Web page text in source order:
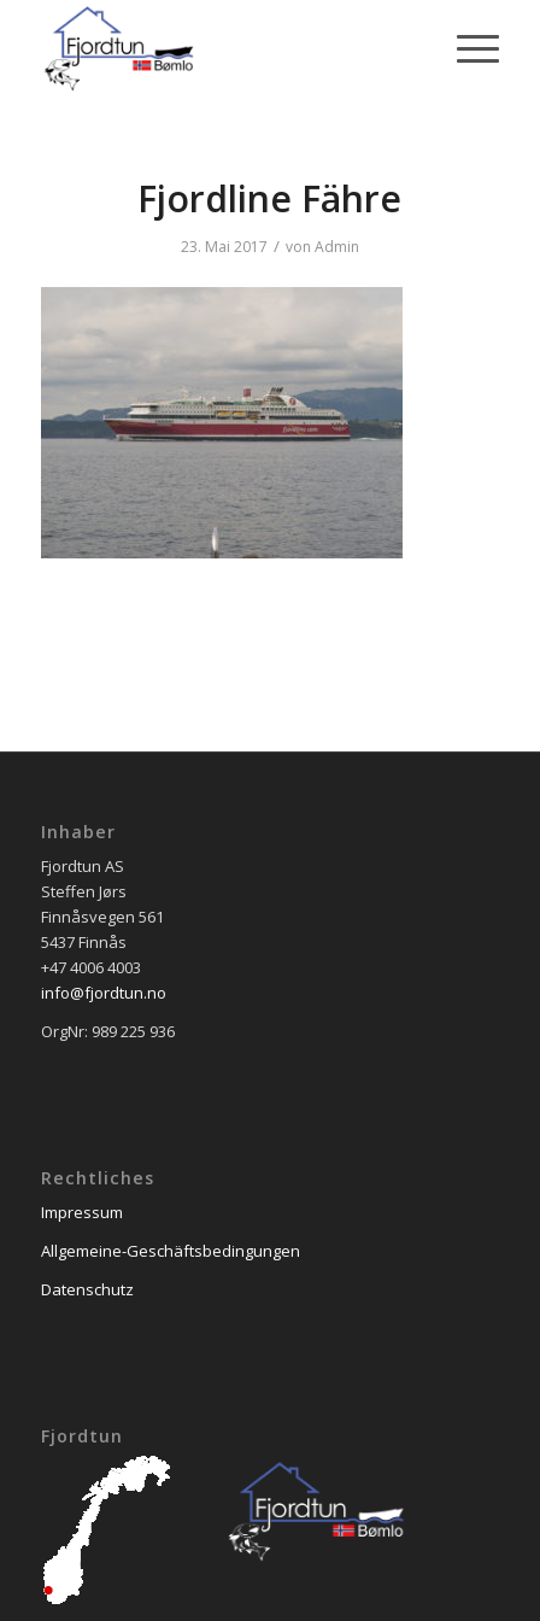
Fjordline Fähre
23. Mai 2017 / von Admin
Inhaber
Fjordtun AS
Steffen Jørs
Finnåsvegen 561
5437 Finnås
+47 4006 4003
info@fjordtun.no
OrgNr: 989 225 936
Rechtliches
Impressum
Allgemeine-Geschäftsbedingungen
Datenschutz
Fjordtun